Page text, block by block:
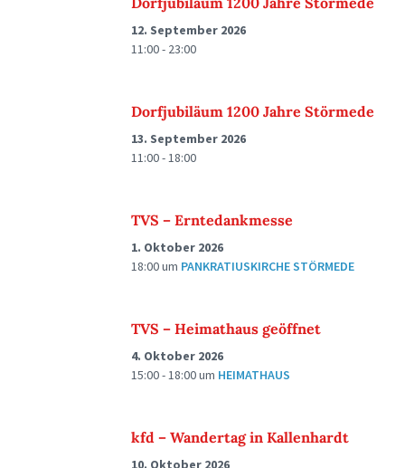
12. September 2026
11:00 - 23:00
Dorfjubiläum 1200 Jahre Störmede
13. September 2026
11:00 - 18:00
TVS – Erntedankmesse
1. Oktober 2026
18:00um PANKRATIUSKIRCHE STÖRMEDE
TVS – Heimathaus geöffnet
4. Oktober 2026
15:00 - 18:00um HEIMATHAUS
kfd – Wandertag in Kallenhardt
10. Oktober 2026